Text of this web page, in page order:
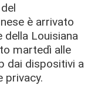
è arrivato
Louisiana
martedì alle
dai dispositivi a
privacy.